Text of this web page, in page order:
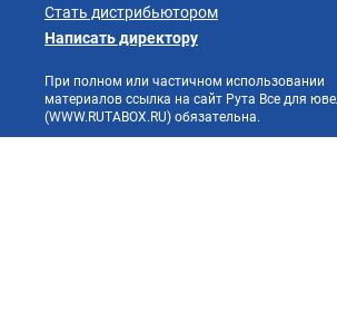
Стать дистрибьютором
Написать директору
При полном или частичном использовании
материалов ссылка на сайт Рута Все для
(WWW.RUTABOX.RU) обязательна.